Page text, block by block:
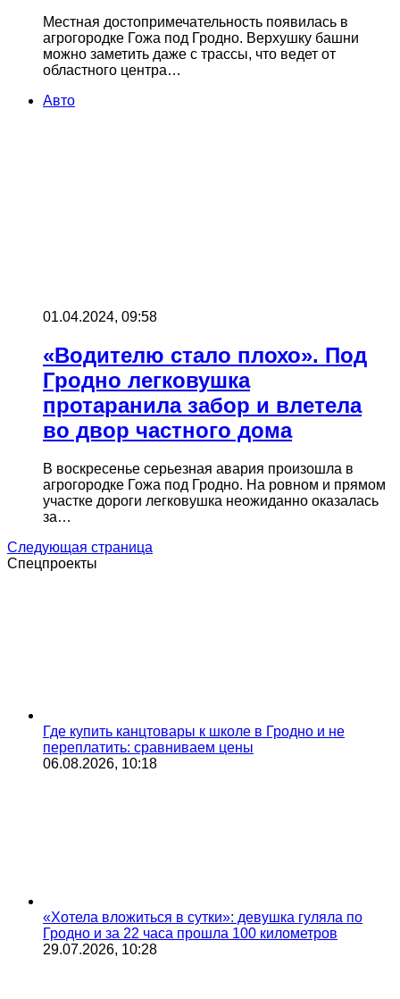
Местная достопримечательность появилась в
агрогородке Гожа под Гродно. Верхушку башни
можно заметить даже с трассы, что ведет от
областного центра…
Авто
01.04.2024, 09:58
«Водителю стало плохо». Под
Гродно легковушка
протаранила забор и влетела
во двор частного дома
В воскресенье серьезная авария произошла в
агрогородке Гожа под Гродно. На ровном и прямом
участке дороги легковушка неожиданно оказалась
за…
Следующая страница
Спецпроекты
Где купить канцтовары к школе в Гродно и не
переплатить: сравниваем цены
06.08.2026, 10:18
«Хотела вложиться в сутки»: девушка гуляла по
Гродно и за 22 часа прошла 100 километров
29.07.2026, 10:28